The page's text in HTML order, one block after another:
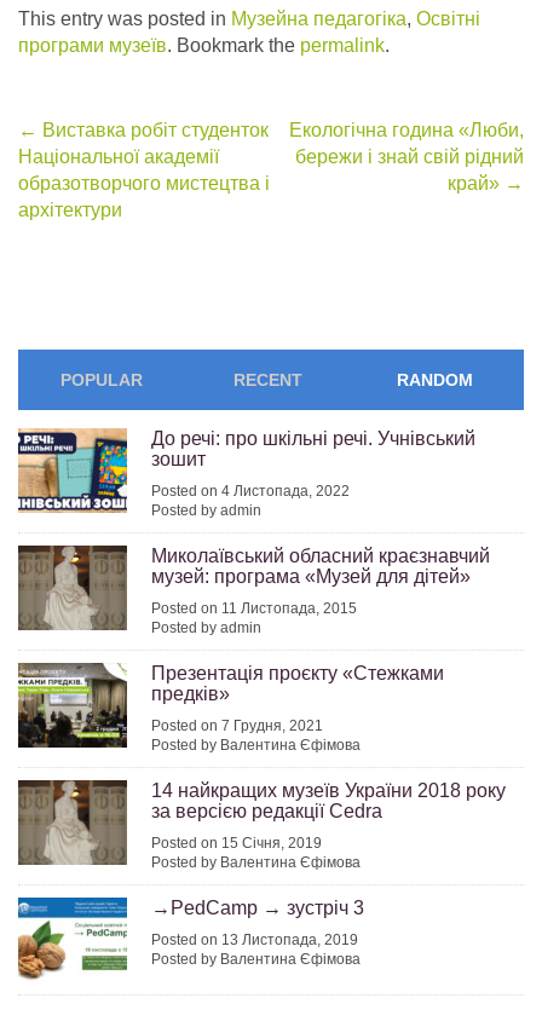
This entry was posted in Музейна педагогіка, Освітні
програми музеїв. Bookmark the permalink.
Post
navigation
← Виставка робіт студенток
Національної академії
образотворчого мистецтва і
архітектури
Екологічна година «Люби,
бережи і знай свій рідний
край» →
POPULAR RECENT RANDOM
До речі: про шкільні речі. Учнівський
зошит
Posted on 4 Листопада, 2022
Posted by admin
Миколаївський обласний краєзнавчий
музей: програма «Музей для дітей»
Posted on 11 Листопада, 2015
Posted by admin
Презентація проєкту «Стежками
предків»
Posted on 7 Грудня, 2021
Posted by Валентина Єфімова
14 найкращих музеїв України 2018 року
за версією редакції Cedra
Posted on 15 Січня, 2019
Posted by Валентина Єфімова
→PedCamp → зустріч 3
Posted on 13 Листопада, 2019
Posted by Валентина Єфімова